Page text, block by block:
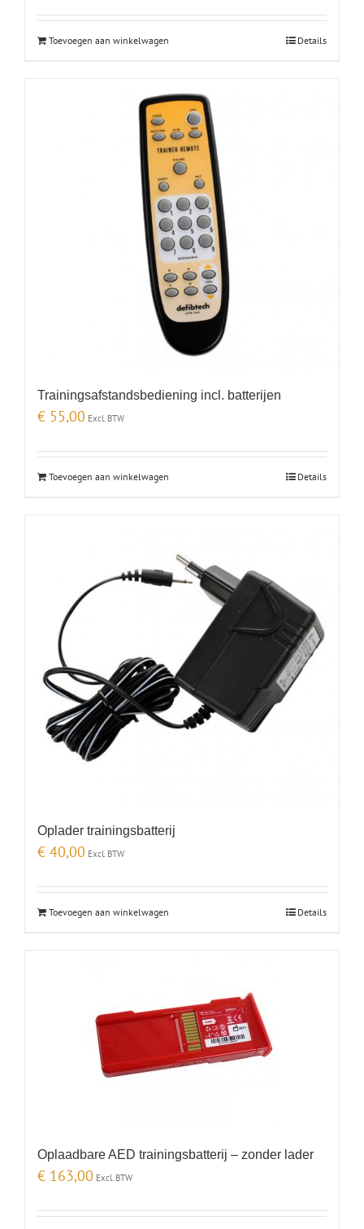
Toevoegen aan winkelwagen Details
Trainingsafstandsbediening incl. batterijen
€ 55,00 Excl. BTW
Toevoegen aan winkelwagen Details
Oplader trainingsbatterij
€ 40,00 Excl. BTW
Toevoegen aan winkelwagen Details
Oplaadbare AED trainingsbatterij – zonder lader
€ 163,00 Excl. BTW